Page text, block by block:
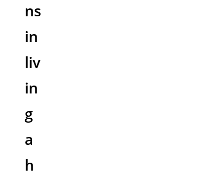
ns
in
liv
in
g
a
h